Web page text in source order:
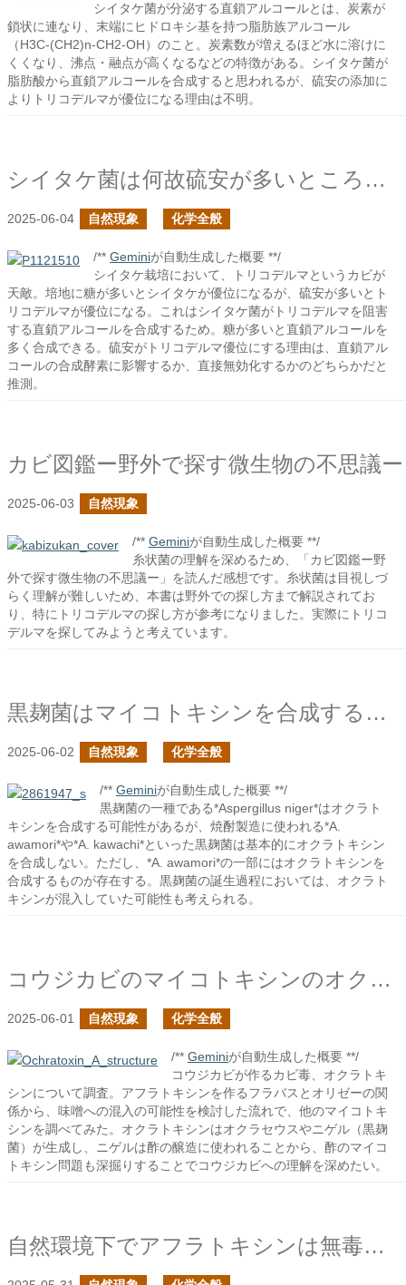
シイタケ菌が分泌する直鎖アルコールとは、炭素が
鎖状に連なり、末端にヒドロキシ基を持つ脂肪族アルコール
（H3C-(CH2)n-CH2-OH）のこと。炭素数が増えるほど水に溶けに
くくなり、沸点・融点が高くなるなどの特徴がある。シイタケ菌が
脂肪酸から直鎖アルコールを合成すると思われるが、硫安の添加に
よりトリコデルマが優位になる理由は不明。
シイタケ菌は何故硫安が多いところでは不利になるのか？
2025-06-04 自然現象 化学全般
/** Geminiが自動生成した概要 **/
シイタケ栽培において、トリコデルマというカビが
天敵。培地に糖が多いとシイタケが優位になるが、硫安が多いとト
リコデルマが優位になる。これはシイタケ菌がトリコデルマを阻害
する直鎖アルコールを合成するため。糖が多いと直鎖アルコールを
多く合成できる。硫安がトリコデルマ優位にする理由は、直鎖アル
コールの合成酵素に影響するか、直接無効化するかのどちらかだと
推測。
カビ図鑑ー野外で探す微生物の不思議ー
2025-06-03 自然現象
/** Geminiが自動生成した概要 **/
糸状菌の理解を深めるため、「カビ図鑑ー野
外で探す微生物の不思議ー」を読んだ感想です。糸状菌は目視しづ
らく理解が難しいため、本書は野外での探し方まで解説されてお
り、特にトリコデルマの探し方が参考になりました。実際にトリコ
デルマを探してみようと考えています。
黒麹菌はマイコトキシンを合成するか？
2025-06-02 自然現象 化学全般
/** Geminiが自動生成した概要 **/
黒麹菌の一種である*Aspergillus niger*はオクラト
キシンを合成する可能性があるが、焼酎製造に使われる*A.
awamori*や*A. kawachi*といった黒麹菌は基本的にオクラトキシン
を合成しない。ただし、*A. awamori*の一部にはオクラトキシンを
合成するものが存在する。黒麹菌の誕生過程においては、オクラト
キシンが混入していた可能性も考えられる。
コウジカビのマイコトキシンのオクラトキシン
2025-06-01 自然現象 化学全般
/** Geminiが自動生成した概要 **/
コウジカビが作るカビ毒、オクラトキ
シンについて調査。アフラトキシンを作るフラバスとオリゼーの関
係から、味噌への混入の可能性を検討した流れで、他のマイコトキ
シンを調べてみた。オクラトキシンはオクラセウスやニゲル（黒麹
菌）が生成し、ニゲルは酢の醸造に使われることから、酢のマイコ
トキシン問題も深掘りすることでコウジカビへの理解を深めたい。
自然環境下でアフラトキシンは無毒化されるか？